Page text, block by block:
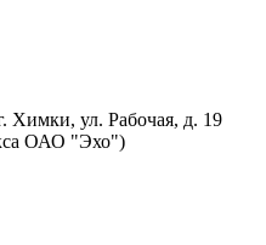
Химки, ул. Рабочая, д. 19
ОАО "Эхо")